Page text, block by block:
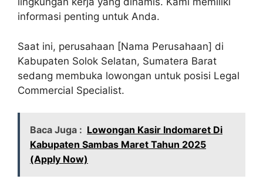
informasi penting untuk Anda.
Saat ini, perusahaan [Nama Perusahaan] di
Kabupaten Solok Selatan, Sumatera Barat
sedang membuka lowongan untuk posisi Legal
Commercial Specialist.
Baca Juga : Lowongan Kasir Indomaret Di
Kabupaten Sambas Maret Tahun 2025
(Apply Now)